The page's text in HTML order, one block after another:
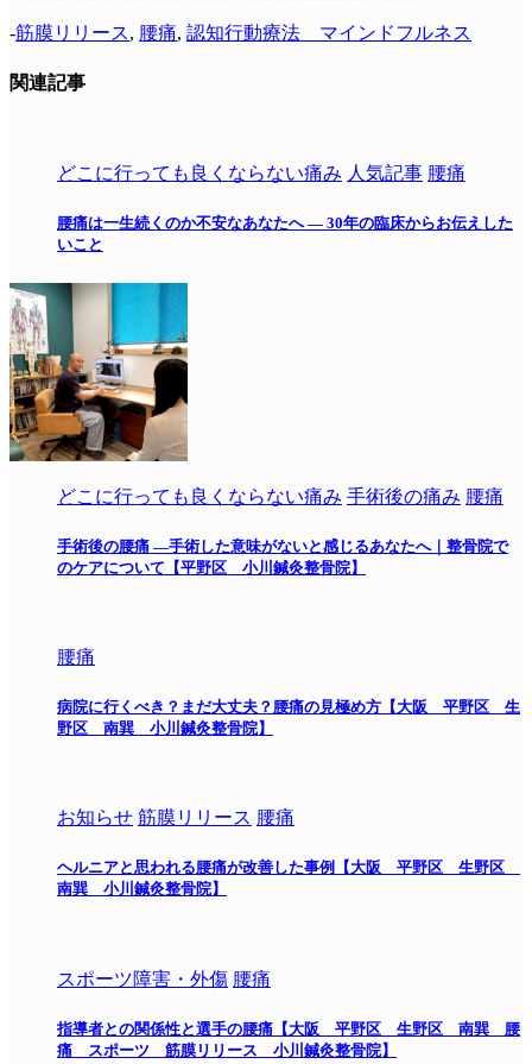
-筋膜リリース, 腰痛, 認知行動療法 マインドフルネス
関連記事
どこに行っても良くならない痛み 人気記事 腰痛
腰痛は一生続くのか不安なあなたへ ― 30年の臨床からお伝えした
いこと
どこに行っても良くならない痛み 手術後の痛み 腰痛
手術後の腰痛 ―手術した意味がないと感じるあなたへ｜整骨院で
のケアについて【平野区 小川鍼灸整骨院】
腰痛
病院に行くべき？まだ大丈夫？腰痛の見極め方【大阪 平野区 生
野区 南巽 小川鍼灸整骨院】
お知らせ 筋膜リリース 腰痛
ヘルニアと思われる腰痛が改善した事例【大阪 平野区 生野区
南巽 小川鍼灸整骨院】
スポーツ障害・外傷 腰痛
指導者との関係性と選手の腰痛【大阪 平野区 生野区 南巽 腰
痛 スポーツ 筋膜リリース 小川鍼灸整骨院】